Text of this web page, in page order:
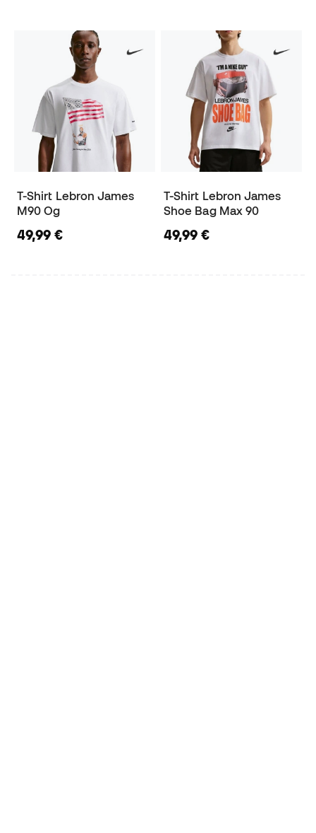
T-Shirt Lebron James
M90 Og
49,99 €
T-Shirt Lebron James
Shoe Bag Max 90
49,99 €